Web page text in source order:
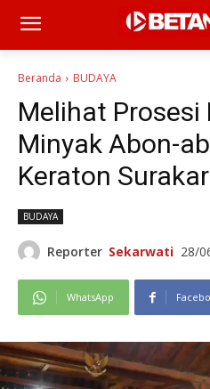
Beranda BUDAYA
Melihat Prosesi
Minyak Abon-
Keraton
BUDAYA
Reporter Sekarwati 28/
WhatsApp